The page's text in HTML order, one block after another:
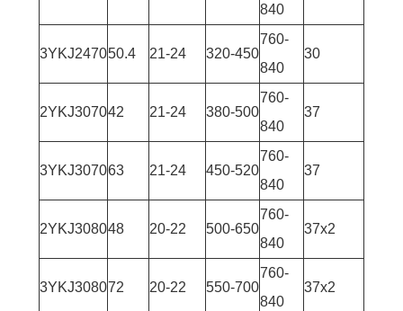
840
3YKJ247050.4 21-24 320-450
760-
840
30
2YKJ307042 21-24 380-500
760-
840
37
3YKJ307063 21-24 450-520
760-
840
37
2YKJ308048 20-22 500-650
760-
840
37x2
3YKJ308072 20-22 550-700
760-
840
37x2